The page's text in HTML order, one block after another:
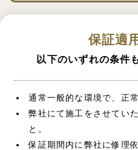
保証適
以下のいずれの条件
通常一般的な環境で、正
弊社にて施工をさせてい
と。
保証期間内に弊社に修理